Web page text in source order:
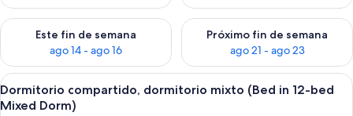
Este fin de semana
ago 14 - ago 16
Consulta la disponibilidad para este fin de semana, ago 14 -
Próximo fin de semana
ago 21 - ago 23
Consulta la disponibilidad
Abrir
todas
Un dormitorio con literas, una
12
Dormitorio compartido, dormitorio mixto (Bed in 12-bed
Mixed Dorm)